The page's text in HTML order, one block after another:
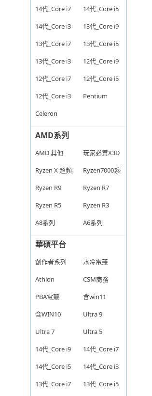
14代_Core i7
14代_Core i5
14代_Core i3
13代_Core i9
13代_Core i7
13代_Core i5
13代_Core i3
12代_Core i9
12代_Core i7
12代_Core i5
12代_Core i3
Pentium
Celeron
AMD系列
AMD 其他
玩家必買X3D
Ryzen X 超頻系列Ryzen7000系列
Ryzen R9
Ryzen R7
Ryzen R5
Ryzen R3
A8系列
A6系列
華碩平台
創作者系列
水冷電競
Athlon
CSM商務
PBA電競
含win11
含WIN10
Ultra 9
Ultra 7
Ultra 5
14代_Core i9
14代_Core i7
14代_Core i5
14代_Core i3
13代_Core i7
13代_Core i5